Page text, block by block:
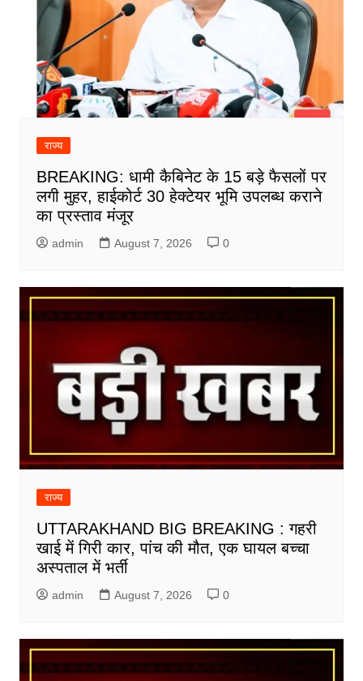
राज्य
BREAKING: धामी कैबिनेट के 15 बड़े फैसलों पर
लगी मुहर, हाईकोर्ट 30 हेक्टेयर भूमि उपलब्ध कराने
का प्रस्ताव मंजूर
admin August 7, 2026 0
राज्य
UTTARAKHAND BIG BREAKING : गहरी
खाई में गिरी कार, पांच की मौत, एक घायल बच्चा
अस्पताल में भर्ती
admin August 7, 2026 0